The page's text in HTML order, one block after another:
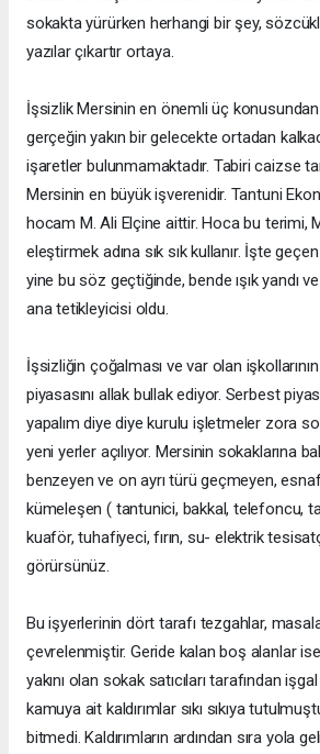
sokakta yürürken herhangi bir şey,
yazılar çıkartır ortaya.
İşsizlik Mersinin en önemli üç
gerçeğin yakın bir gelecekte ortadan
işaretler bulunmamaktadır. Tabiri caizse
Mersinin en büyük işverenidir. Tantuni
hocam M. Ali Elçine aittir. Hoca bu terimi,
eleştirmek adına sık sık kullanır. İşte
yine bu söz geçtiğinde, bende ışık yandı
ana tetikleyicisi oldu.
İşsizliğin çoğalması ve var olan işkollarının
piyasasını allak bullak ediyor. Serbest
yapalım diye diye kurulu işletmeler zora
yeni yerler açılıyor. Mersinin sokaklarına
benzeyen ve on ayrı türü geçmeyen,
kümeleşen ( tantunici, bakkal, telefoncu,
kuaför, tuhafiyeci, fırın, su- elektrik
görürsünüz.
Bu işyerlerinin dört tarafı tezgahlar,
çevrelenmiştir. Geride kalan boş alanlar ise
yakını olan sokak satıcıları tarafından
kamuya ait kaldırımlar sıkı sıkıya
bitmedi. Kaldırımların ardından sıra yola